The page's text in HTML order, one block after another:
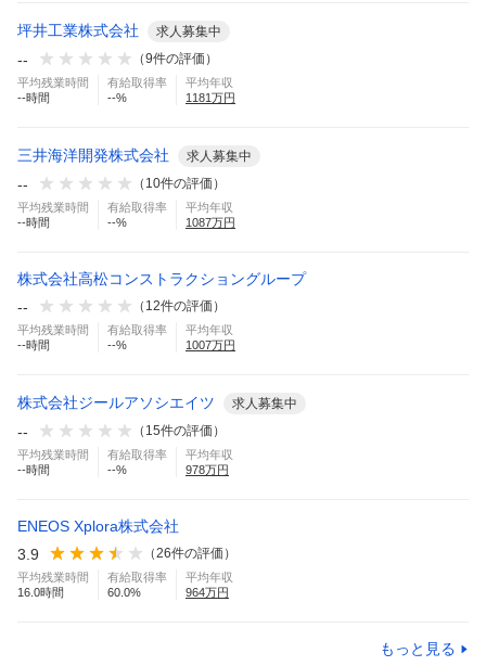
坪井工業株式会社 求人募集中
-- （9件の評価）
平均残業時間
--時間
有給取得率
--%
平均年収
1181万円
三井海洋開発株式会社 求人募集中
-- （ 10件の評価）
平均残業時間
--時間
有給取得率
--%
平均年収
1087万円
株式会社高松コンストラクショングループ
--
（ 12件の評価）
平均残業時間
--時間
有給取得率
--%
平均年収
1007万円
株式会社ジールアソシエイツ 求人募集中
-- （ 15件の評価）
平均残業時間
--時間
有給取得率
--%
平均年収
978万円
ENEOS Xplora株式会社
3.9
（26件の評価）
平均残業時間
16.0時間
有給取得率
60.0%
平均年収
964万円
もっと見る